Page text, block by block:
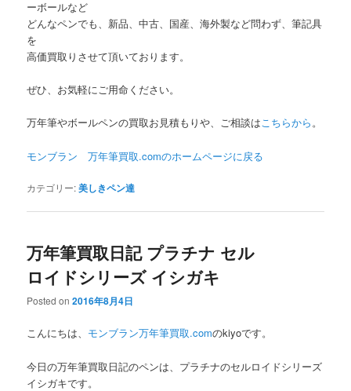
ーボールなど
どんなペンでも、新品、中古、国産、海外製など問わず、筆記具
を
高価買取りさせて頂いております。
ぜひ、お気軽にご用命ください。
万年筆やボールペンの買取お見積もりや、ご相談はこちらから。
モンブラン 万年筆買取.comのホームページに 戻る
カテゴリー:美しきペン達
万年筆買取日記 プラチナ セル
ロイドシリーズ イシガキ
Posted on2016年8月4日
こんにちは、 モンブラン万年筆買取.comのkiyoです。
今日の万年筆買取日記のペンは、プラチナのセルロイドシリーズ
イシガキです。